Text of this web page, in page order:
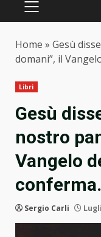
PRIMARY
Home » Gesù
domani”, il
Libri
Gesù
nostro
Vangelo
conferma.
Sergio Carli